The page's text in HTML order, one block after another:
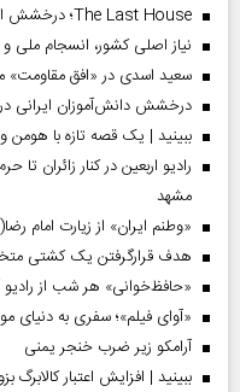
The Last House؛ درخشش ایده یا شکست در روایت؟
نیاز اصلی کشور، انسجام
سعید اسدی در «افق مقاومت»
درخشش دانش‌آموزان ایرانی
ببینید | یک قصه تازه با
رادیو اربعین در کنار زائران
مشهد
«وطنم ایران» از زیارت
هدف قرارگرفتن یک کشتی
«حافظ‌خوانی» هر شب از رادیو
«آوای فیلم»؛ سفری به دنیای
آرامکو زیر ضرب خنجر یمنی
ببینید | افزایش اعتبار